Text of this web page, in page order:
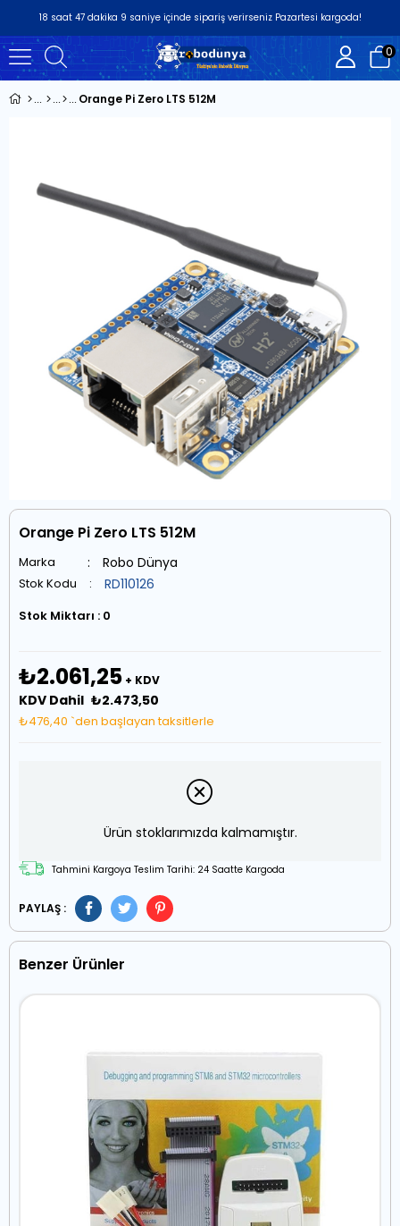
18 saat 47dakika 8 saniyeiçinde sipariş verirseniz Pazartesi kargoda!
0
Orange Pi Zero LTS 512M
Orange Pi Zero LTS 512M
Marka : Robo Dünya
Stok Kodu RD110126
Stok Miktarı : 0
₺2.061,25 + KDV
KDV Dahil ₺2.473,50
₺476,40 `den başlayan taksitlerle
Ürün stoklarımızda kalmamıştır.
Tahmini Kargoya Teslim Tarihi: 24 Saatte Kargoda
PAYLAŞ :
Benzer Ürünler